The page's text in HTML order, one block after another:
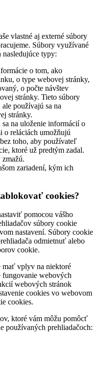
vlastné aj externé súbory
Súbory využívané
nasledujúce typy:
o tom, ako
o type webovej stránky,
o počte návštev
stránky. Tieto súbory
používajú sa na
stránky.
na uloženie informácií o
o reláciách umožňujú
toho, aby používateľ
ktoré už predtým zadal.
zmažú.
zariadení, kým ich
cookies?
pomocou vášho
súbory cookie
nastavení. Súbory cookie
odmietnuť alebo
cookie.
mať vplyv na niektoré
fungovanie webových
webových stránok
cookies vo webovom
cookies.
ktoré vám môžu pomôcť
používaných prehliadačoch: